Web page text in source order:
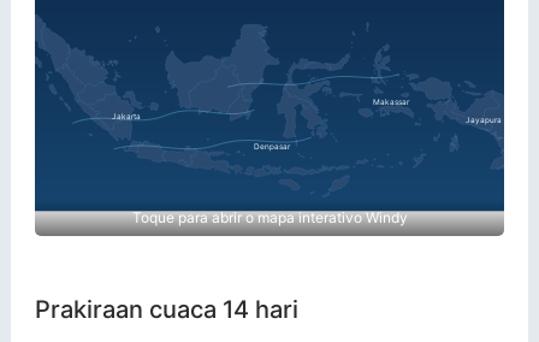
Toque para abrir o mapa interativo Windy
Prakiraan cuaca 14 hari